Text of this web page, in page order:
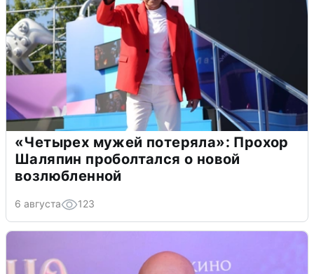
«Четырех мужей потеряла»: Прохор
Шаляпин проболтался о новой
возлюбленной
6 августа 123